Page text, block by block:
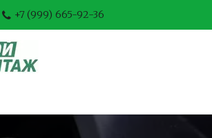
+7 (999) 665-92-36